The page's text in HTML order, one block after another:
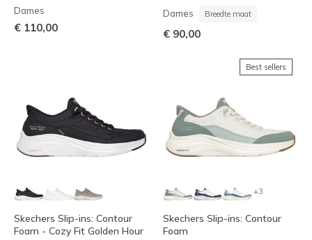
Dames
€ 110,00
Dames Breedte maat
€ 90,00
Skechers Slip-ins: Contour
Foam - Cozy Fit Golden Hour
Best sellers
+3
Skechers Slip-ins: Contour
Foam